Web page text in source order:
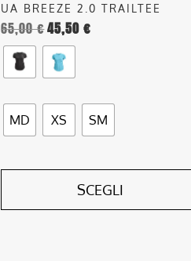
UA BREEZE 2.0 TRAILTEE
65,00€45,50€
MD XS SM
SCEGLI
pagina
del
prodotto